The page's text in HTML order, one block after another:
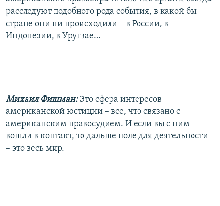
расследуют подобного рода события, в какой бы
стране они ни происходили – в России, в
Индонезии, в Уругвае…
Михаил Фишман: Это сфера интересов
американской юстиции – все, что связано с
американским правосудием. И если вы с ним
вошли в контакт, то дальше поле для деятельности
– это весь мир.